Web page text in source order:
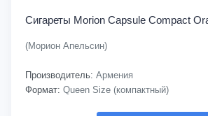
Сигареты Morion Capsule Compact
(Морион Апельсин)
Производитель: Армения
Формат: Queen Size (компактный)